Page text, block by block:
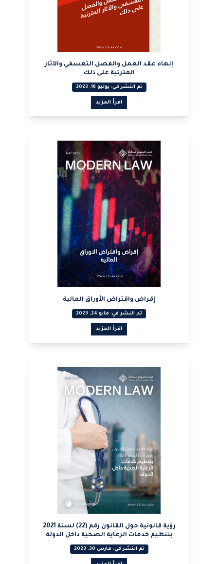
إنهاء عقد العمل والفصل التعسفي والآثار
المترتبة على ذلك
تم النشر في: يوليو 16, 2023
اقرأ المزيد
إقراض واقتراض الأوراق المالية
تم النشر في: مايو 24, 2023
اقرأ المزيد
رؤية قانونية حول القانون رقم (22) لسنة 2021
بتنظيم خدمات الرعاية الصحية داخل الدولة
تم النشر في: مارس 30, 2023